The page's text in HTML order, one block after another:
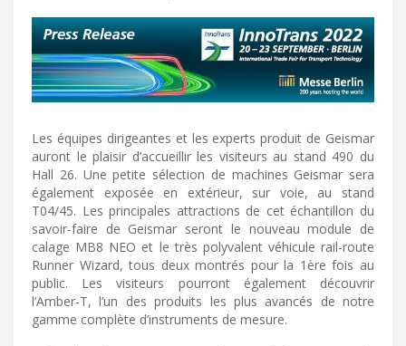
Les équipes dirigeantes et les experts produit de Geismar
auront le plaisir d’accueillir les visiteurs au stand 490 du
Hall 26. Une petite sélection de machines Geismar sera
également exposée en extérieur, sur voie, au stand
T04/45. Les principales attractions de cet échantillon du
savoir-faire de Geismar seront le nouveau module de
calage MB8 NEO et le très polyvalent véhicule rail-route
Runner Wizard, tous deux montrés pour la 1ère fois au
public. Les visiteurs pourront également découvrir
l’Amber-T, l’un des produits les plus avancés de notre
gamme complète d’instruments de mesure.